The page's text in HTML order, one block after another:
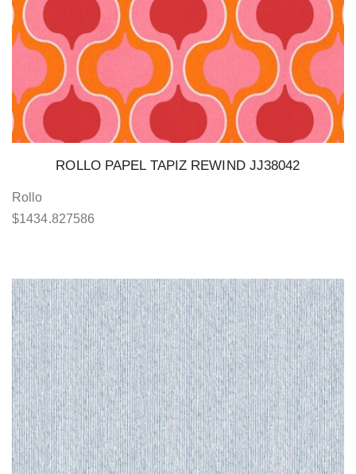
ROLLO PAPEL TAPIZ REWIND JJ38042
Rollo
$1434.827586